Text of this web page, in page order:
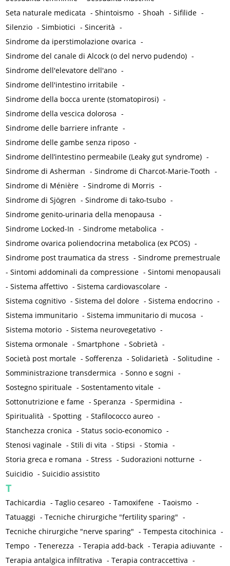
Seta naturale medicata -Shintoismo -Shoah -Sifilide -
Silenzio -Simbiotici -Sincerità -
Sindrome da iperstimolazione ovarica -
Sindrome del canale di Alcock (o del nervo pudendo) -
Sindrome dell'elevatore dell'ano -
Sindrome dell'intestino irritabile -
Sindrome della bocca urente (stomatopirosi) -
Sindrome della vescica dolorosa -
Sindrome delle barriere infrante -
Sindrome delle gambe senza riposo -
Sindrome dell’intestino permeabile (Leaky gut syndrome) -
Sindrome di Asherman -Sindrome di Charcot-Marie-Tooth -
Sindrome di Ménière -Sindrome di Morris -
Sindrome di Sjögren -Sindrome di tako-tsubo -
Sindrome genito-urinaria della menopausa -
Sindrome Locked-In -Sindrome metabolica -
Sindrome ovarica poliendocrina metabolica (ex PCOS) -
Sindrome post traumatica da stress -Sindrome premestruale
-Sintomi addominali da compressione -Sintomi menopausali
-Sistema affettivo -Sistema cardiovascolare -
Sistema cognitivo -Sistema del dolore -Sistema endocrino -
Sistema immunitario -Sistema immunitario di mucosa -
Sistema motorio -Sistema neurovegetativo -
Sistema ormonale -Smartphone -Sobrietà -
Società post mortale -Sofferenza -Solidarietà -Solitudine -
Somministrazione transdermica -Sonno e sogni -
Sostegno spirituale -Sostentamento vitale -
Sottonutrizione e fame -Speranza -Spermidina -
Spiritualità -Spotting -Stafilococco aureo -
Stanchezza cronica -Status socio-economico -
Stenosi vaginale -Stili di vita -Stipsi -Stomia -
Storia greca e romana -Stress -Sudorazioni notturne -
Suicidio -Suicidio assistito
T
Tachicardia -Taglio cesareo -Tamoxifene -Taoismo -
Tatuaggi -Tecniche chirurgiche "fertility sparing" -
Tecniche chirurgiche "nerve sparing" -Tempesta citochinica -
Tempo -Tenerezza -Terapia add-back -Terapia adiuvante -
Terapia antalgica infiltrativa -Terapia contraccettiva -